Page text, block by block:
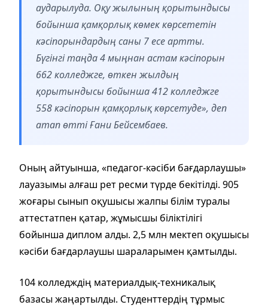
аударылуда. Оқу жылының қорытындысы
бойынша қамқорлық көмек көрсететін
кәсіпорындардың саны 7 есе артты.
Бүгінгі таңда 4 мыңнан астам кәсіпорын
662 колледжге, өткен жылдың
қорытындысы бойынша 412 колледжге
558 кәсіпорын қамқорлық көрсетуде», деп
атап өтті Ғани Бейсембаев.
Оның айтуынша, «педагог-кәсіби бағдарлаушы»
лауазымы алғаш рет ресми түрде бекітілді. 905
жоғары сынып оқушысы жалпы білім туралы
аттестатпен қатар, жұмысшы біліктілігі
бойынша диплом алды. 2,5 млн мектеп оқушысы
кәсіби бағдарлаушы шараларымен қамтылды.
104 колледждің материалдық-техникалық
базасы жаңартылды. Студенттердің тұрмыс